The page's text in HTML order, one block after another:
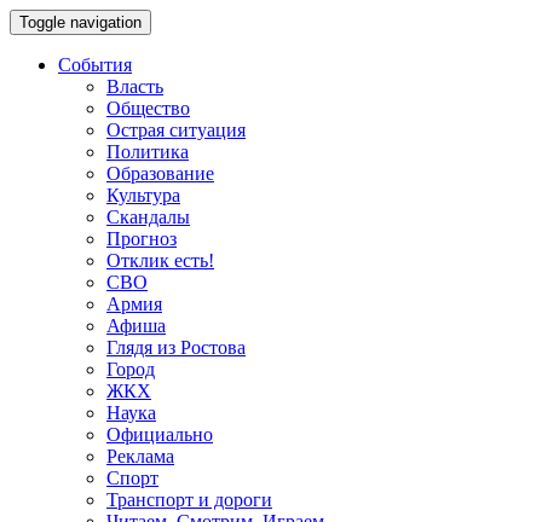
Toggle navigation
События
Власть
Общество
Острая ситуация
Политика
Образование
Культура
Скандалы
Прогноз
Отклик есть!
СВО
Армия
Афиша
Глядя из Ростова
Город
ЖКХ
Наука
Официально
Реклама
Спорт
Транспорт и дороги